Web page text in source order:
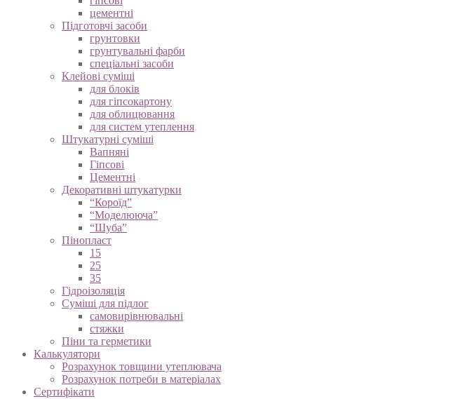
цементні
Підготовчі засоби
грунтовки
грунтувальні фарби
спеціальні засоби
Клейові суміші
для блоків
для гіпсокартону
для облицювання
для систем утеплення
Штукатурні суміші
Вапняні
Гіпсові
Цементні
Декоративні штукатурки
“Короїд”
“Моделююча”
“Шуба”
Пінопласт
15
25
35
Гідроізоляція
Суміші для підлог
самовирівнювальні
стяжки
Піни та герметики
Калькулятори
Розрахунок товщини утеплювача
Розрахунок потреби в матеріалах
Сертифікати